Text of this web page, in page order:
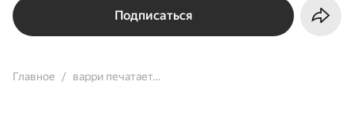
Подписаться
Главное варри печатает…